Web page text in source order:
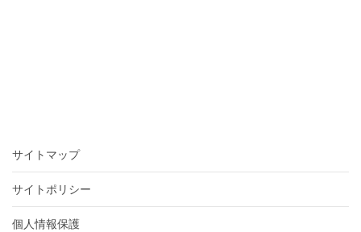
サイトマップ
サイトポリシー
個人情報保護